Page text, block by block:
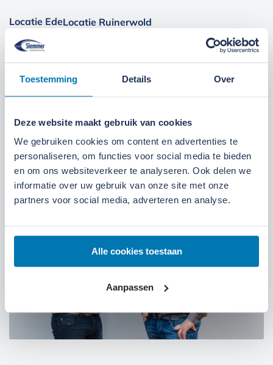
Toestemming Details Over
Deze website maakt gebruik van cookies
We gebruiken cookies om content en advertenties te
personaliseren, om functies voor social media te bieden
en om ons websiteverkeer te analyseren. Ook delen we
informatie over uw gebruik van onze site met onze
partners voor social media, adverteren en analyse.
Alle cookies toestaan
Aanpassen
Locatie EdeLocatie Ruinerwold
We zijn gevestigd aan deBroeksteeg 1 in Ede.
Maandag t/m zaterdag open. Bereikbaar via0318-
265555.Bekijk deze locatie.
07:00 tot 17:30 uur Maandag t/m vrijdag
07:30 tot 12:00 uur Zaterdag